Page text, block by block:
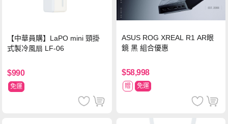
【中華員購】LaPO mini 頸掛
式製冷風扇 LF-06
$990
免運
ASUS ROG XREAL R1 AR眼
鏡 黑 組合優惠
$58,998
贈 免運